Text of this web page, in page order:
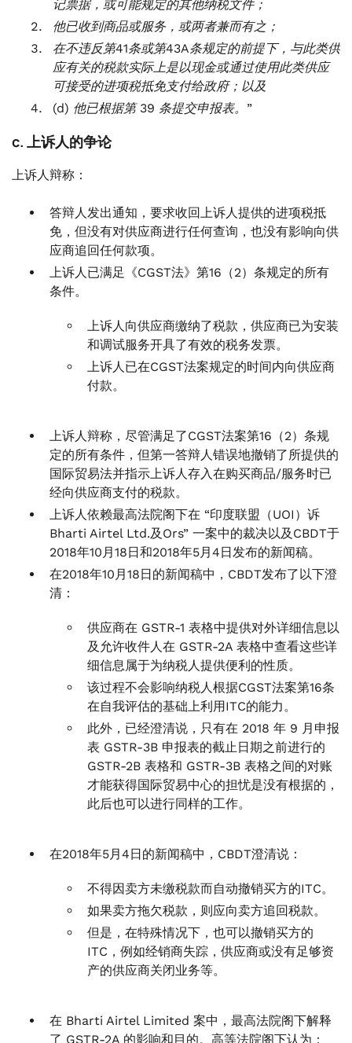
记票据，或可能规定的其他纳税文件；
他已收到商品或服务，或两者兼而有之；
在不违反第41条或第43A条规定的前提下，与此类供
应有关的税款实际上是以现金或通过使用此类供应
可接受的进项税抵免支付给政府；以及
(d) 他已根据第 39 条提交申报表。”
c. 上诉人的争论
上诉人辩称：
答辩人发出通知，要求收回上诉人提供的进项税抵
免，但没有对供应商进行任何查询，也没有影响向供
应商追回任何款项。
上诉人已满足《CGST法》第16（2）条规定的所有
条件。
上诉人向供应商缴纳了税款，供应商已为安装
和调试服务开具了有效的税务发票。
上诉人已在CGST法案规定的时间内向供应商
付款。
上诉人辩称，尽管满足了CGST法案第16（2）条规
定的所有条件，但第一答辩人错误地撤销了所提供的
国际贸易法并指示上诉人存入在购买商品/服务时已
经向供应商支付的税款。
上诉人依赖最高法院阁下在 “印度联盟（UOI）诉
Bharti Airtel Ltd.及Ors” 一案中的裁决以及CBDT于
2018年10月18日和2018年5月4日发布的新闻稿。
在2018年10月18日的新闻稿中，CBDT发布了以下澄
清：
供应商在 GSTR-1 表格中提供对外详细信息以
及允许收件人在 GSTR-2A 表格中查看这些详
细信息属于为纳税人提供便利的性质。
该过程不会影响纳税人根据CGST法案第16条
在自我评估的基础上利用ITC的能力。
此外，已经澄清说，只有在 2018 年 9 月申报
表 GSTR-3B 申报表的截止日期之前进行的
GSTR-2B 表格和 GSTR-3B 表格之间的对账
才能获得国际贸易中心的担忧是没有根据的，
此后也可以进行同样的工作。
在2018年5月4日的新闻稿中，CBDT澄清说：
不得因卖方未缴税款而自动撤销买方的ITC。
如果卖方拖欠税款，则应向卖方追回税款。
但是，在特殊情况下，也可以撤销买方的
ITC，例如经销商失踪，供应商或没有足够资
产的供应商关闭业务等。
在 Bharti Airtel Limited 案中，最高法院阁下解释
了 GSTR-2A 的影响和目的。高等法院阁下认为：